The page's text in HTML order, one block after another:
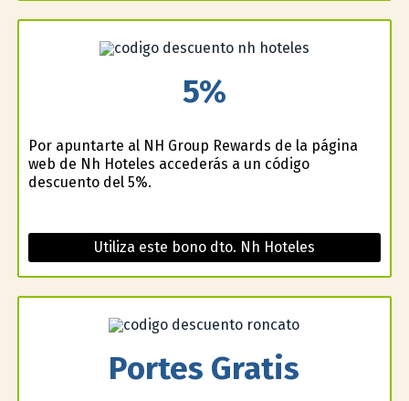
5%
Por apuntarte al NH Group Rewards de la página
web de Nh Hoteles accederás a un código
descuento del 5%.
Utiliza este bono dto. Nh Hoteles
Portes Gratis